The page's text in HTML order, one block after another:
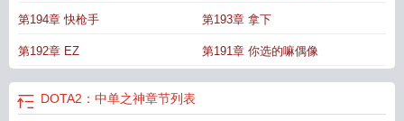
手dota2rng中单之神 dota2中单之神语录
神DOTA2中单 DOTA2 中单英雄dota 中单之神
单之神笔趣阁dota2中单最强英雄
第194章 快枪手 第193章 拿下
第192章 EZ 第191章 你选的嘛偶像
DOTA2：中单之神章节列表